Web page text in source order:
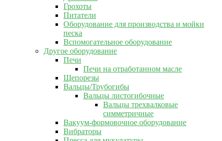
Грохоты
Питатели
Оборудование для производства и мойки
песка
Вспомогательное оборудование
Другое оборудование
Печи
Печи на отработанном масле
Щепорезы
Вальцы/Трубогибы
Вальцы листогибочные
Вальцы трехвалковые
симметричные
Вакуум-формовочное оборудование
Вибраторы